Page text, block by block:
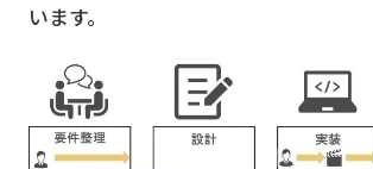
います。